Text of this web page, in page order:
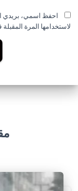
احفظ اسمي، بريدي
لاستخدامها المرة